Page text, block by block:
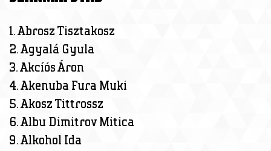
1. Abrosz Tisztakosz
2. Agyalá Gyula
3. Akcíós Áron
4. Akenuba Fura Muki
5. Akosz Tittrossz
6. Albu Dimitrov Mitica
9. Alkohol Ida